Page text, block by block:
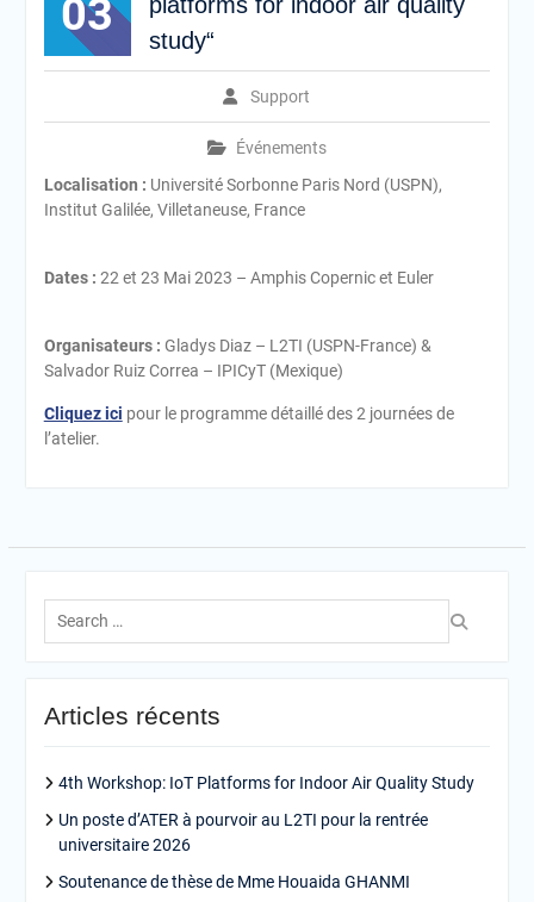
03
study“
Support
Événements
Localisation : Université Sorbonne Paris Nord (USPN),
Institut Galilée, Villetaneuse, France
Dates : 22 et 23 Mai 2023 – Amphis Copernic et Euler
Organisateurs : Gladys Diaz – L2TI (USPN-France) &
Salvador Ruiz Correa – IPICyT (Mexique)
Cliquez ici pour le programme détaillé des 2 journées de
l’atelier.
Search
for:
Articles récents
4th Workshop: IoT Platforms for Indoor Air Quality Study
Un poste d’ATER à pourvoir au L2TI pour la rentrée
universitaire 2026
Soutenance de thèse de Mme Houaida GHANMI